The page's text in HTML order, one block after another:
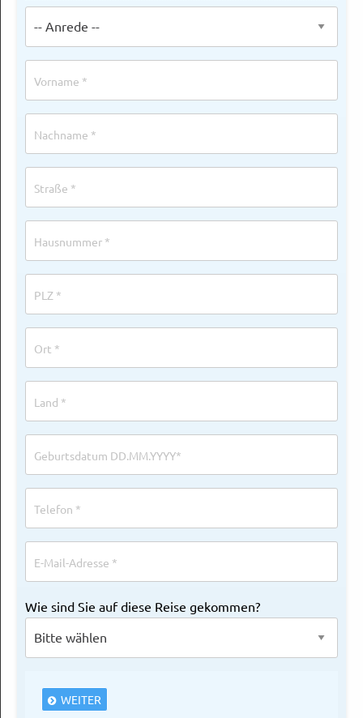
Wie sind Sie auf diese Reise gekommen?
WEITER